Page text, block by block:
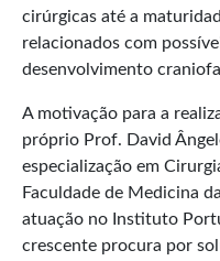
cirúrgicas até a
relacionados com
desenvolvimento
A motivação para a
próprio Prof. David
especialização em
Faculdade de Medicina
atuação no Instituto
crescente procura por